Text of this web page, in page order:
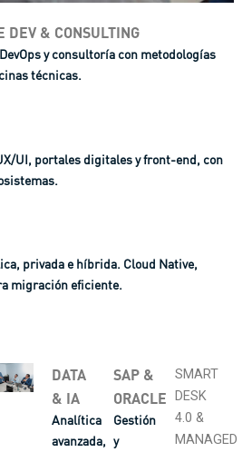
DEV & CONSULTING
y consultoría con metodologías
técnicas.
UI, portales digitales y front-end, con
privada e híbrida. Cloud Native,
migración eficiente.
DATA
& IA
Analítica
avanzada,
SAP &
ORACLE
Gestión
y
SMART
DESK
4.0 &
MANAGED